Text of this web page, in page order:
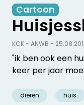
Cartoon
"ik ben ook een
keer per jaar
dieren huis
KCK - ANWB -